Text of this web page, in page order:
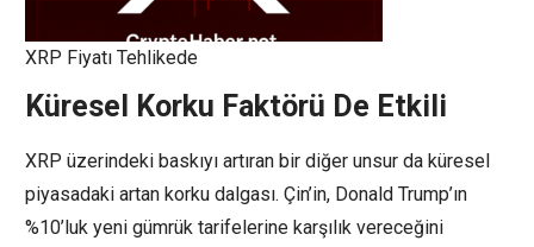
XRP Fiyatı Tehlikede
Küresel Korku Faktörü De Etkili
XRP üzerindeki baskıyı artıran bir diğer unsur da küresel
piyasadaki artan korku dalgası. Çin’in, Donald Trump’ın
%10’luk yeni gümrük tarifelerine karşılık vereceğini